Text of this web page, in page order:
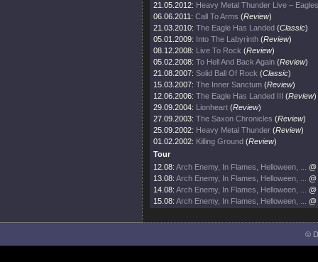
21.05.2012: Heavy Metal Thunder Live –
06.06.2011: Call To Arms (Review)
21.03.2010: The Eagle Has Landed (Classic)
05.01.2009: Into The Labyrinth (Review)
08.12.2008: Live To Rock (Review)
05.02.2008: To Hell And Back Again (Review)
21.08.2007: Solid Ball Of Rock (Classic)
15.03.2007: The Inner Sanctum (Review)
12.06.2006: The Eagle Has Landed III (Review)
29.09.2004: Lionheart (Review)
27.09.2003: The Saxon Chronicles (Review)
25.09.2002: Heavy Metal Thunder (Review)
01.02.2002: Killing Ground (Review)
Tour
12.08: Arch Enemy, In Flames, Helloween, ...
13.08: Arch Enemy, In Flames, Helloween, ...
14.08: Arch Enemy, In Flames, Helloween, ...
15.08: Arch Enemy, In Flames, Helloween, ...
©